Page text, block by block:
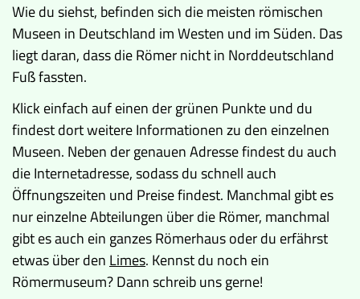
Wie du siehst, befinden sich die meisten römischen
Museen in Deutschland im Westen und im Süden. Das
liegt daran, dass die Römer nicht in Norddeutschland
Fuß fassten.
Klick einfach auf einen der grünen Punkte und du
findest dort weitere Informationen zu den einzelnen
Museen. Neben der genauen Adresse findest du auch
die Internetadresse, sodass du schnell auch
Öffnungszeiten und Preise findest. Manchmal gibt es
nur einzelne Abteilungen über die Römer, manchmal
gibt es auch ein ganzes Römerhaus oder du erfährst
etwas über den Limes. Kennst du noch ein
Römermuseum? Dann schreib uns gerne!